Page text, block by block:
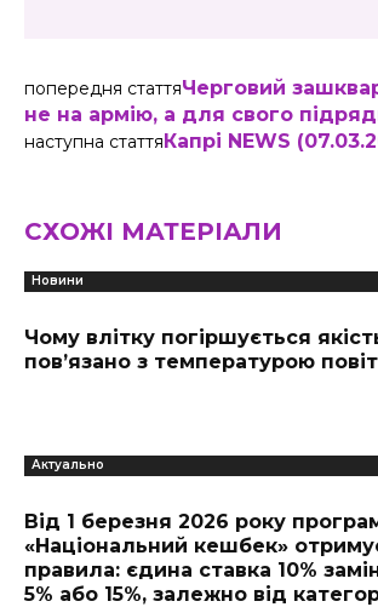
попередня статтяЧерговий
не на армію, а для свого
наступна статтяКапрі NEWS
СХОЖІ МАТЕРІАЛИ
Новини
Чому влітку погіршується
пов’язано з температурою
Актуально
Від 1 березня 2026 року
«Національний кешбек»
правила: єдина ставка 10%
5% або 15%, залежно від